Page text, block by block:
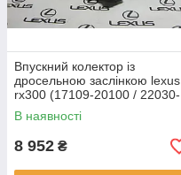
Впускний колектор із
дросельною заслінкою lexus
rx300 (17109-20100 / 22030-
20060)
В наявності
8 952 ₴